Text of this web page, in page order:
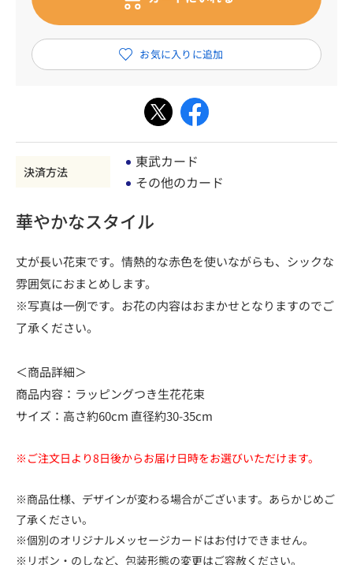
決済方法
東武カード
その他のカード
華やかなスタイル
丈が長い花束です。情熱的な赤色を使いながらも、シックな
雰囲気におまとめします。
※写真は一例です。お花の内容はおまかせとなりますのでご
了承ください。
＜商品詳細＞
商品内容：ラッピングつき生花花束
サイズ：高さ約60cm 直径約30-35cm
※ご注文日より8日後からお届け日時をお選びいただけます。
※商品仕様、デザインが変わる場合がございます。あらかじめご
了承ください。
※個別のオリジナルメッセージカードはお付けできません。
※リボン・のしなど、包装形態の変更はご容赦ください。